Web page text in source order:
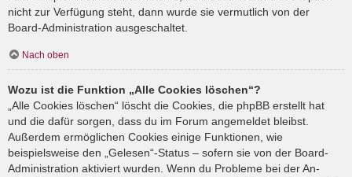
nicht zur Verfügung steht, dann wurde sie vermutlich von der
Board-Administration ausgeschaltet.
Nach oben
Wozu ist die Funktion „Alle Cookies löschen“?
„Alle Cookies löschen“ löscht die Cookies, die phpBB erstellt hat
und die dafür sorgen, dass du im Forum angemeldet bleibst.
Außerdem ermöglichen Cookies einige Funktionen, wie
beispielsweise den „Gelesen“-Status – sofern sie von der Board-
Administration aktiviert wurden. Wenn du Probleme bei der An-